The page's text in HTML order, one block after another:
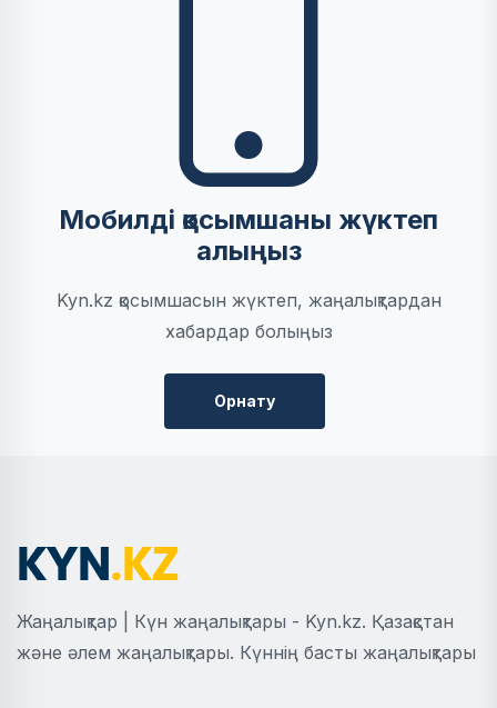
Мобилді қосымшаны жүктеп
алыңыз
Kyn.kz қосымшасын жүктеп, жаңалықтардан
хабардар болыңыз
Орнату
Жаңалықтар | Күн жаңалықтары - Kyn.kz. Қазақстан
және әлем жаңалықтары. Күннің басты жаңалықтары